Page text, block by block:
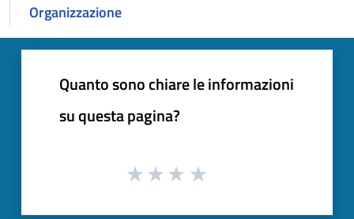
Organizzazione
Quanto sono chiare le informazioni
su questa pagina?